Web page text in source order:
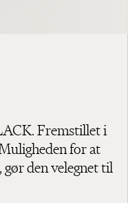
Fremstillet i
for at
den velegnet til